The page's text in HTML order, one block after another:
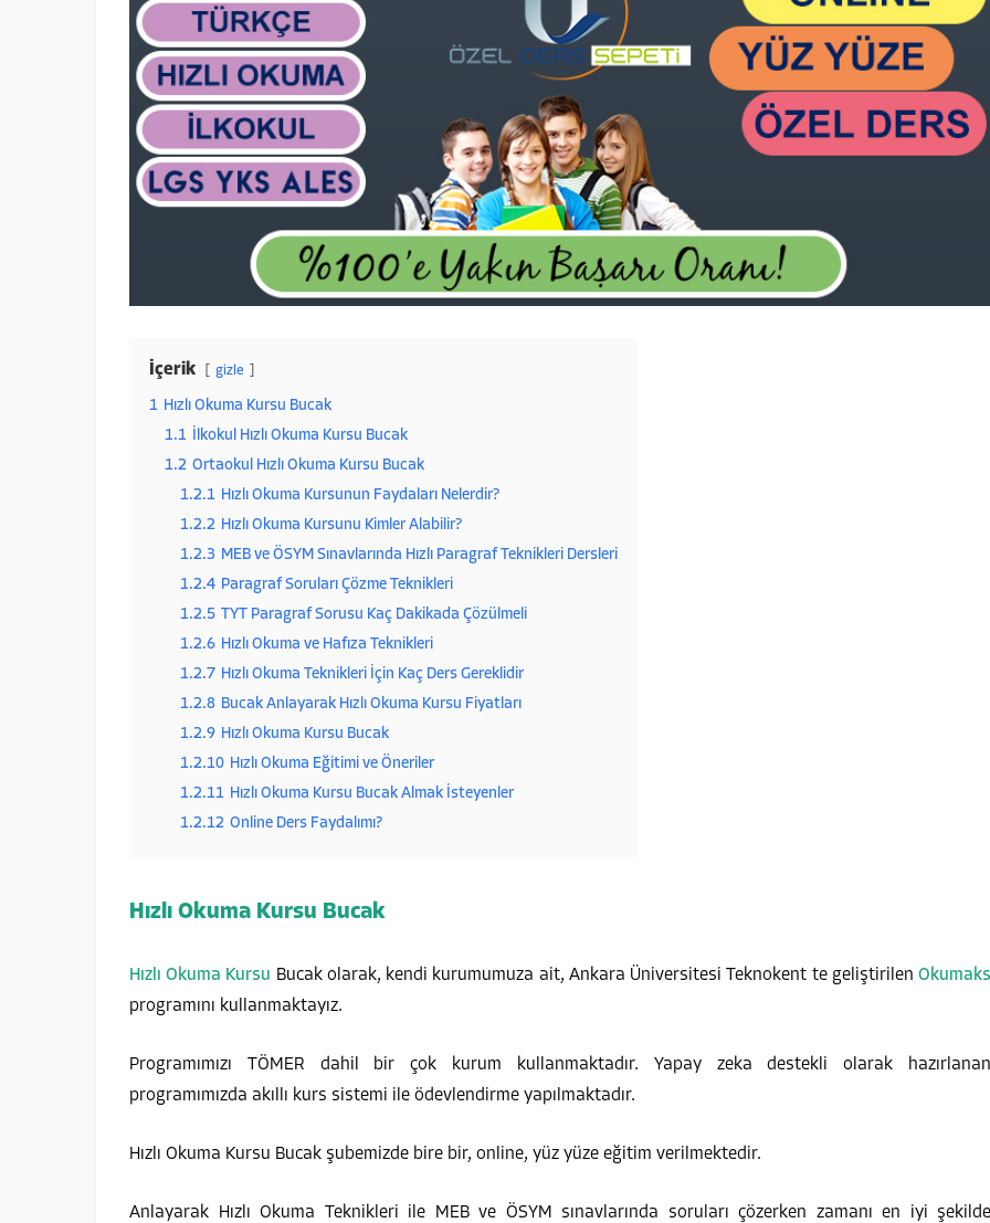
İçerik gizle
1 Hızlı Okuma Kursu Bucak
1.1
İlkokul Hızlı Okuma Kursu Bucak
1.2 Ortaokul Hızlı Okuma Kursu Bucak
1.2.1 Hızlı Okuma Kursunun Faydaları Nelerdir?
1.2.2 Hızlı Okuma Kursunu Kimler Alabilir?
1.2.3 MEB ve ÖSYM Sınavlarında Hızlı Paragraf Teknikleri Dersleri
1.2.4 Paragraf Soruları Çözme Teknikleri
1.2.5 TYT Paragraf Sorusu Kaç Dakikada Çözülmeli
1.2.6 Hızlı Okuma ve Hafıza Teknikleri
1.2.7 Hızlı Okuma Teknikleri İçin Kaç Ders Gereklidir
1.2.8 Bucak Anlayarak Hızlı Okuma Kursu Fiyatları
1.2.9 Hızlı Okuma Kursu Bucak
1.2.10 Hızlı Okuma Eğitimi ve Öneriler
1.2.11 Hızlı Okuma Kursu Bucak Almak İsteyenler
1.2.12 Online Ders Faydalımı?
Hızlı Okuma Kursu Bucak
Hızlı Okuma Kursu Bucak olarak, kendi kurumumuza ait, Ankara Üniversitesi Teknokent te geliştirilen
programını kullanmaktayız.
Programımızı TÖMER dahil bir çok kurum kullanmaktadır. Yapay zeka destekli olarak hazırlanan
programımızda akıllı kurs sistemi ile ödevlendirme yapılmaktadır.
Hızlı Okuma Kursu Bucak şubemizde bire bir, online, yüz yüze eğitim verilmektedir.
Anlayarak Hızlı Okuma Teknikleri ile MEB ve ÖSYM sınavlarında soruları çözerken zamanı en iyi şekilde